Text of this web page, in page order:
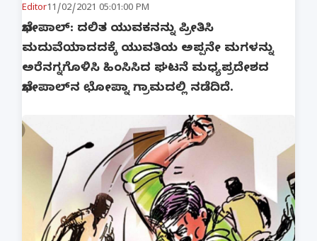
Editor11/02/2021 05:01:00 PM
ಭೋಪಾಲ್: ದಲಿತ ಯುವಕನನ್ನು ಪ್ರೀತಿಸಿ
ಮದುವೆಯಾದದಕ್ಕೆ ಯುವತಿಯ ಅಪ್ಪನೇ ಮಗಳನ್ನು
ಅರೆನಗ್ನಗೊಳಿಸಿ ಹಿಂಸಿಸಿದ ಘಟನೆ ಮಧ್ಯಪ್ರದೇಶದ
ಭೋಪಾಲ್‌ನ ಛೋಪ್ನಾ ಗ್ರಾಮದಲ್ಲಿ ನಡೆದಿದೆ.